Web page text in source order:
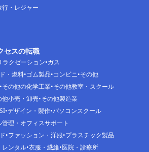
行・レジャー
セスの転職
ラクゼーション ガス
・燃料 ゴム製品 コンビニ その他
その他の化学工業 その他教室・スクール
他小売・卸売 その他製造業
デザイン・製作 パソコンスクール
管理・オフィスサポート
ファッション・洋服 プラスチック製品
レンタル 衣服・繊維 医院・診療所